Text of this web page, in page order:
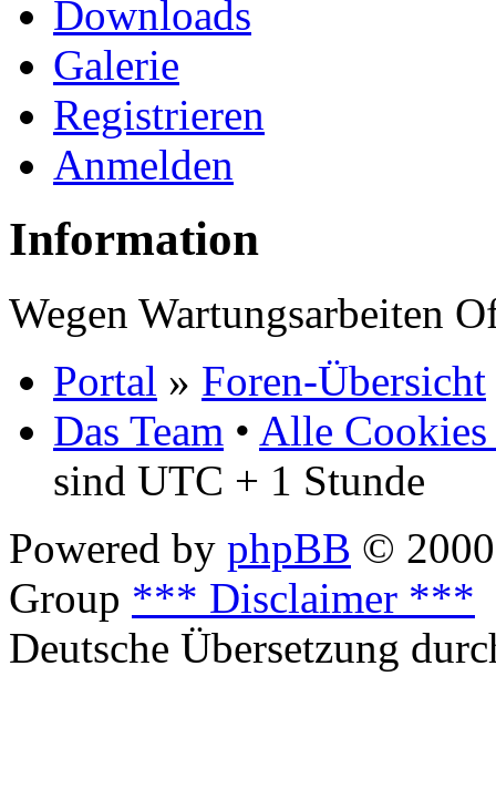
Downloads
Galerie
Registrieren
Anmelden
Information
Wegen Wartungsarbeiten
Portal » Foren-Übersicht
Das Team • Alle Cookies
sind UTC + 1 Stunde
Powered by phpBB ©
Group *** Disclaimer ***
Deutsche Übersetzung